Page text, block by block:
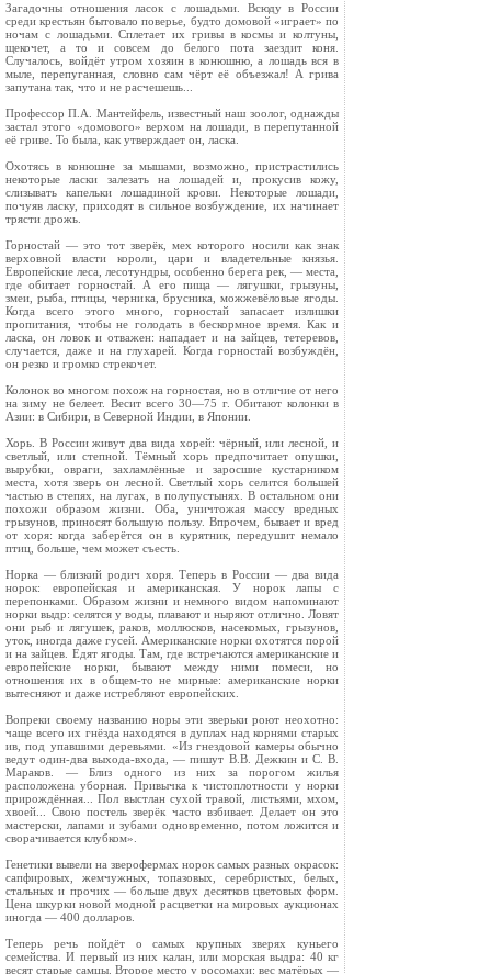
Загадочны отношения ласок с лошадьми. Всюду в России
среди крестьян бытовало поверье, будто домовой «играет» по
ночам с лошадьми. Сплетает их гривы в космы и колтуны,
щекочет, а то и совсем до белого пота заездит коня.
Случалось, войдёт утром хозяин в конюшню, а лошадь вся в
мыле, перепуганная, словно сам чёрт её объезжал! А грива
запутана так, что и не расчешешь...
Профессор П.А. Мантейфель, известный наш зоолог, однажды
застал этого «домового» верхом на лошади, в перепутанной
её гриве. То была, как утверждает он, ласка.
Охотясь в конюшне за мышами, возможно, пристрастились
неко­торые ласки залезать на лошадей и, прокусив кожу,
слизывать капельки лошадиной крови. Некоторые лошади,
почуяв ласку, при­ходят в сильное возбуждение, их начинает
трясти дрожь.
Горностай — это тот зверёк, мех которого носили как знак
верховной власти короли, цари и владетельные князья.
Европейские леса, лесотундры, особенно берега рек, — места,
где обитает горностай. А его пища — лягушки, грызуны,
змеи, рыба, птицы, черника, брусника, можжевёловые ягоды.
Когда всего этого много, горностай запа­сает излишки
пропитания, чтобы не голодать в бескормное время. Как и
ласка, он ловок и отважен: нападает и на зайцев, тетеревов,
слу­чается, даже и на глухарей. Когда горностай возбуждён,
он резко и громко стрекочет.
Колонок во многом похож на горностая, но в отличие от него
на зиму не белеет. Весит всего 30—75 г. Обитают колонки в
Азии: в Сибири, в Северной Индии, в Японии.
Хорь. В России живут два вида хорей: чёрный, или лесной, и
светлый, или степной. Тёмный хорь предпочитает опушки,
вырубки, овраги, захламлённые и заросшие кустарником
места, хотя зверь он лесной. Светлый хорь селится большей
частью в степях, на лугах, в полупусты­нях. В остальном они
похожи образом жизни. Оба, уничтожая массу вредных
грызунов, прино­сят большую пользу. Впрочем, бывает и вред
от хоря: когда заберётся он в курятник, передушит немало
птиц, больше, чем может съесть.
Норка — близкий родич хоря. Теперь в Рос­сии — два вида
норок: европейская и американ­ская. У норок лапы с
перепонками. Образом жизни и немного видом напоминают
норки выдр: селятся у воды, плавают и ныряют от­лично. Ловят
они рыб и лягушек, раков, моллю­сков, насекомых, грызунов,
уток, иногда даже гусей. Американские норки охотятся порой
и на зайцев. Едят ягоды. Там, где встречаются аме­риканские и
европейские норки, бывают между ними помеси, но
отношения их в общем-то не мирные: американские норки
вытесняют и даже истребляют европейских.
Вопреки своему названию норы эти зверьки роют неохотно:
чаще всего их гнёзда находятся в дуплах над корнями старых
ив, под упавшими деревьями. «Из гнездовой камеры обычно
ведут один-два выхода-входа, — пишут В.В. Дежкин и С. В.
Мараков. — Близ одного из них за поро­гом жилья
расположена уборная. Привычка к чистоплотности у норки
прирождённая... Пол выстлан сухой травой, листьями, мхом,
хвоей... Свою постель зверёк часто взбивает. Делает он это
мастерски, лапами и зубами одновременно, потом ложится и
сворачивается клубком».
Генетики вывели на зверофермах норок са­мых разных окрасок:
сапфировых, жемчужных, топазовых, серебристых, белых,
стальных и про­чих — больше двух десятков цветовых форм.
Цена шкурки новой модной расцветки на миро­вых аукционах
иногда — 400 долларов.
Теперь речь пойдёт о самых крупных зверях куньего
семейства. И первый из них калан, или морская выдра: 40 кг
весят старые самцы. Вто­рое место у росомахи: вес матёрых —